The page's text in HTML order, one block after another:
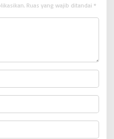
Ruas yang wajib ditandai *